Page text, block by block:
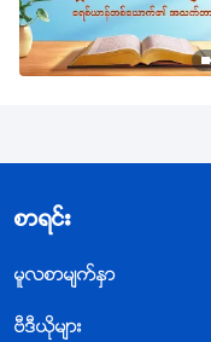
စာရင္း
မူလစာမ်က္ႏွာ
ဗီဒီယိုမ်ား